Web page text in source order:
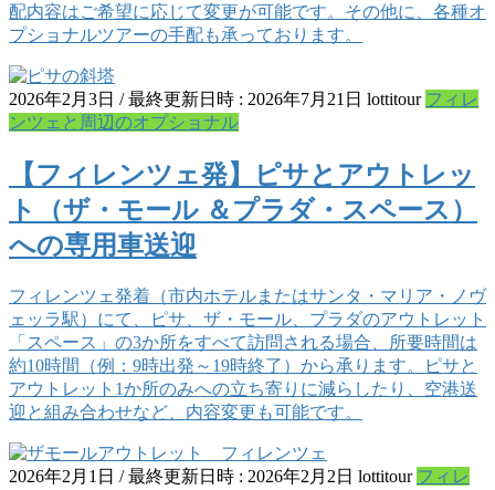
配内容はご希望に応じて変更が可能です。その他に、各種オ
プショナルツアーの手配も承っております。
2026年2月3日 / 最終更新日時 : 2026年7月21日 lottitour フィレ
ンツェと周辺のオプショナル
【フィレンツェ発】ピサとアウトレッ
ト（ザ・モール ＆プラダ・スペース）
への専用車送迎
フィレンツェ発着（市内ホテルまたはサンタ・マリア・ノヴ
ェッラ駅）にて、ピサ、ザ・モール、プラダのアウトレット
「スペース」の3か所をすべて訪問される場合、所要時間は
約10時間（例：9時出発～19時終了）から承ります。ピサと
アウトレット1か所のみへの立ち寄りに減らしたり、空港送
迎と組み合わせなど、内容変更も可能です。
2026年2月1日 / 最終更新日時 : 2026年2月2日 lottitour フィレ